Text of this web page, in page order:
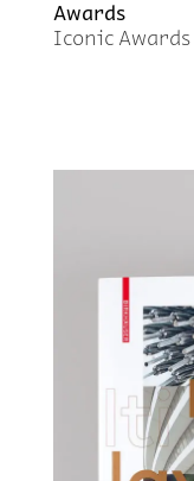
Awards
Ico­nic